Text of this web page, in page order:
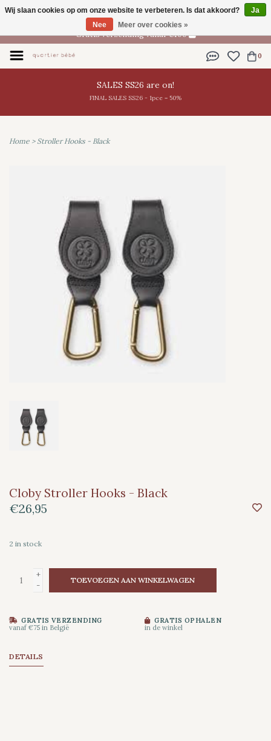
NL
Gratis verzending vanaf €100
0
SALES SS26 are on!
FINAL SALES SS26 - 1pce = 50%
Home > Stroller Hooks - Black
Cloby Stroller Hooks - Black
€26,95
2 in stock
+
-
TOEVOEGEN AAN WINKELWAGEN
GRATIS VERZENDING
vanaf €75 in België
GRATIS OPHALEN
in de winkel
DETAILS
Wij slaan cookies op om onze website te verbeteren. Is dat akkoord?
Ja
Nee
Meer over cookies »